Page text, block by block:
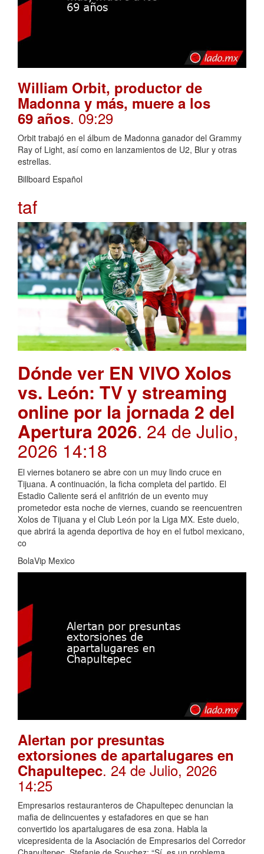
William Orbit, productor de
Madonna y más, muere a los
69 años. 09:29
Orbit trabajó en el álbum de Madonna ganador del Grammy
Ray of Light, así como en lanzamientos de U2, Blur y otras
estrellas.
Billboard Español
taf
Dónde ver EN VIVO Xolos
vs. León: TV y streaming
online por la jornada 2 del
Apertura 2026. 24 de Julio,
2026 14:18
El viernes botanero se abre con un muy lindo cruce en
Tijuana. A continuación, la ficha completa del partido. El
Estadio Caliente será el anfitrión de un evento muy
prometedor esta noche de viernes, cuando se reencuentren
Xolos de Tijuana y el Club León por la Liga MX. Este duelo,
que abrirá la agenda deportiva de hoy en el futbol mexicano,
co
BolaVip Mexico
Alertan por presuntas
extorsiones de apartalugares en
Chapultepec. 24 de Julio, 2026
14:25
Empresarios restauranteros de Chapultepec denuncian la
mafia de delincuentes y estafadores en que se han
convertido los apartalugares de esa zona. Habla la
vicepresidenta de la Asociación de Empresarios del Corredor